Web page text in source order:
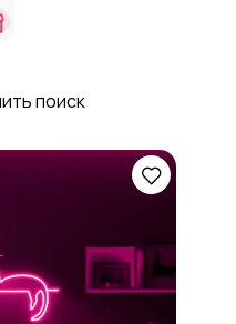
поиск